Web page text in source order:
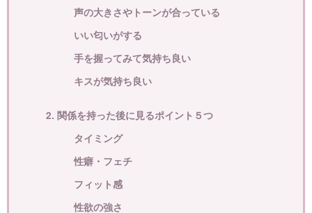
声の大きさやトーンが合っている
いい匂いがする
手を握ってみて気持ち良い
キスが気持ち良い
2. 関係を持った後に見るポイント５つ
タイミング
性癖・フェチ
フィット感
性欲の強さ